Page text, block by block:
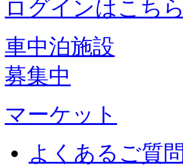
ログインはこちら
車中泊施設
募集中
マーケット
よくあるご質問